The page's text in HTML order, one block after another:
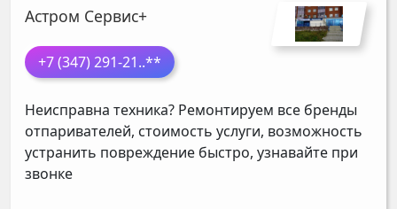
Астром Сервис+
+7 (347) 291-21..**
Неисправна техника? Ремонтируем все бренды
отпаривателей, стоимость услуги, возможность
устранить повреждение быстро, узнавайте при
звонке